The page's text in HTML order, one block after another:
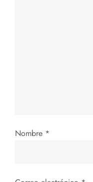
e
t
Nombre *